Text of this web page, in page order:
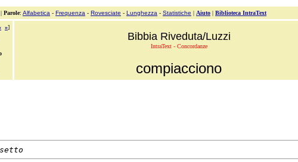
Parole: Alfabetica - Frequenza - Rovesciate - Lunghezza - Statistiche | Aiuto | Biblioteca IntraText
»]
Bibbia Riveduta/Luzzi
IntraText - Concordanze
compiacciono